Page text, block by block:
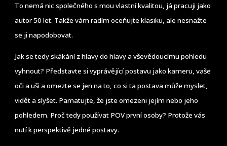
To nemá nic společného s mou vlastní kvalitou, já pracuji jako
autor 50 let. Takže vám radím oceňujte klasiku, ale nesnažte
se ji napodobovat.
Jak se tedy skákání z hlavy do hlavy a vševědoucímu pohledu
vyhnout? Představte si vyprávějící postavu jako kameru, vaše
oči a uši a omezte se jen na to, co si ta postava může myslet,
vidět a slyšet. Pamatujte, že jste omezeni jejím nebo jeho
pohledem. Proč tedy používat POV první osoby? Protože vás
nutí k perspektivě jedné postavy.